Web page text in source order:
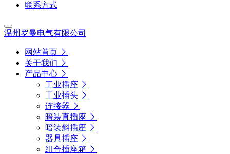
联系方式
温州罗曼电气有限公司
网站首页
关于我们
产品中心
工业插座
工业插头
连接器
暗装直插座
暗装斜插座
器具插座
组合插座箱